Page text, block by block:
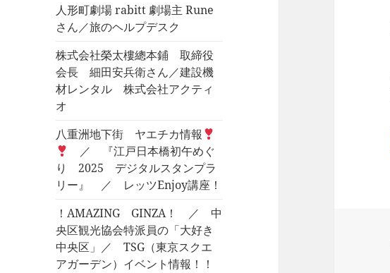
人形町劇場 rabitt 劇場主 Rune
さん／旅のヘルプデスク
株式会社榮太樓總本鋪 取締役
会長 細田安兵衛さん／建設機
材レンタル 株式会社アクティ
オ
八重洲地下街 ヤエチカ情報
／ 『江戸日本橋初午めぐ
り 2025 デジタルスタンプラ
リー』 ／ レッツEnjoy講座！
！AMAZING GINZA！ ／ 中
央区観光協会特派員の「大好き
中央区」／ TSG（東京スクエ
アガーデン）イベント情報！！